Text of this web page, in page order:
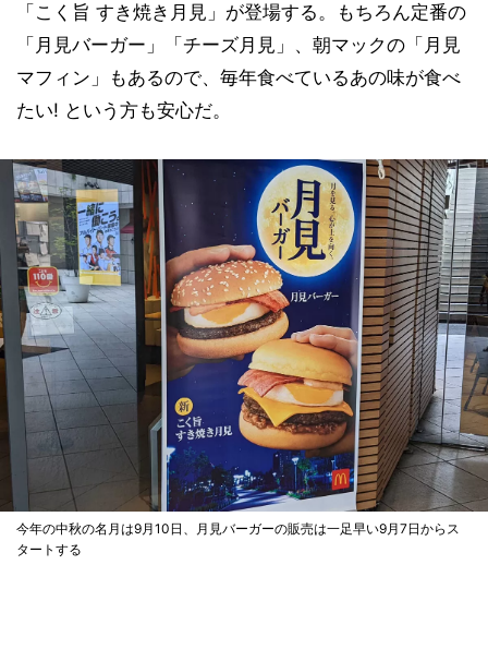
「こく旨 すき焼き月見」が登場する。もちろん定番の
「月見バーガー」「チーズ月見」、朝マックの「月見
マフィン」もあるので、毎年食べているあの味が食べ
たい! という方も安心だ。
今年の中秋の名月は9月10日、月見バーガーの販売は一足早い9月7日からス
タートする